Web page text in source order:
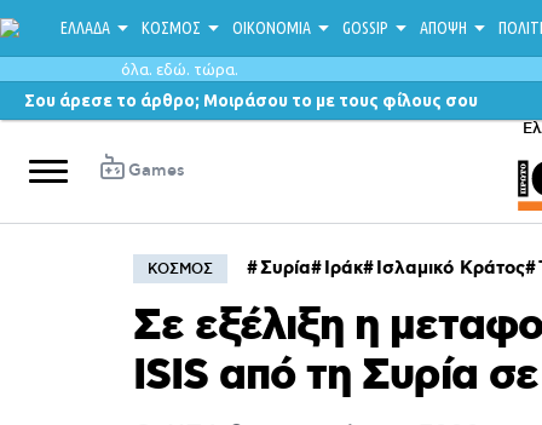
ΕΛΛΑΔΑ ΚΟΣΜΟΣ ΟΙΚΟΝΟΜΙΑ GOSSIP ΑΠΟΨΗ
όλα. εδώ. τώρα.
Σου άρεσε το άρθρο; Μοιράσου το με τους φίλους σου